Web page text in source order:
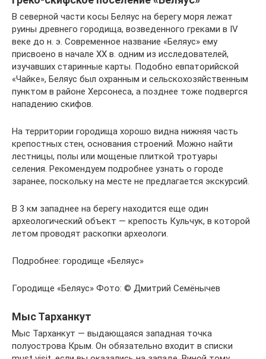
В северной части косы Беляус на берегу моря лежат
руины древнего городища, возведенного греками в IV
веке до н. э. Современное название «Беляус» ему
присвоено в начале XX в. одним из исследователей,
изучавших старинные карты. Подобно евпаторийской
«Чайке», Беляус был охранным и сельскохозяйственным
пунктом в районе Херсонеса, а позднее тоже подвергся
нападению скифов.
На территории городища хорошо видна нижняя часть
крепостных стен, основания строений. Можно найти
лестницы, полы или мощеные плиткой тротуары
селения. Рекомендуем подробнее узнать о городе
заранее, поскольку на месте не предлагается экскурсий.
В 3 км западнее на берегу находится еще один
археологический объект — крепость Кульчук, в которой
летом проводят раскопки археологи.
Подробнее: городище «Беляус»
Городище «Беляус» Фото: © Дмитрий Семёнычев
Мыс Тарханкут
Мыс Тарханкут — выдающаяся западная точка
полуострова Крым. Он обязательно входит в списки